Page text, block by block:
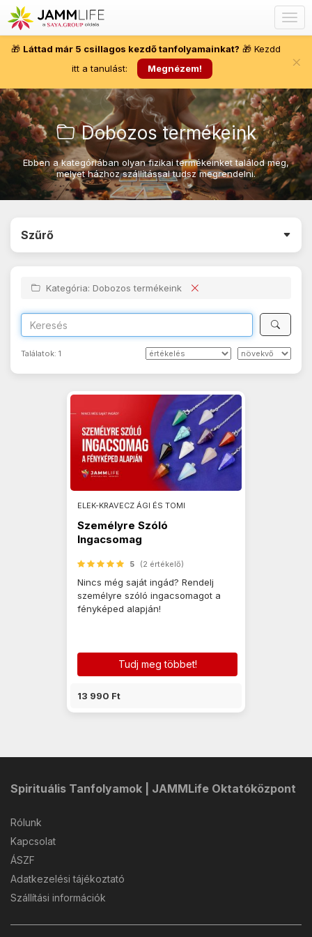
🎁 Láttad már 5 csillagos kezdő tanfolyamainkat? 🎁 Kezdd
itt a tanulást:
Megnézem! ×
Dobozos termékeink
Ebben a kategóriában olyan fizikai termékeinket találod meg,
melyet házhoz szállítással tudsz megrendelni.
Szűrő
Kategória: Dobozos termékeink
Találatok: 1
ELEK-KRAVECZ ÁGI ÉS TOMI
Személyre Szóló
Ingacsomag
5 (2 értékelő)
Nincs még saját ingád? Rendelj
személyre szóló ingacsomagot a
fényképed alapján!
Tudj meg többet!
13 990 Ft
Spirituális Tanfolyamok | JAMMLife Oktatóközpont
Rólunk
Kapcsolat
ÁSZF
Adatkezelési tájékoztató
Szállítási információk